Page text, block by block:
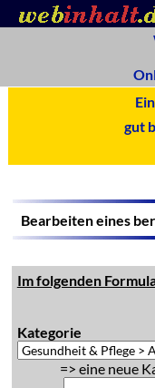
gut
Bearbeiten eines
Im folgenden
Kategorie
=> eine neue